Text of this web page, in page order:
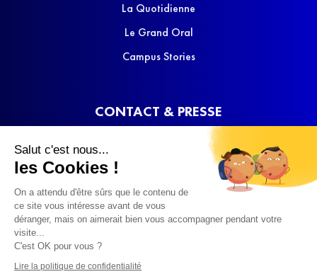
Salut c'est nous...
les Cookies !
On a attendu d'être sûrs que le contenu de
ce site vous intéresse avant de vous
déranger, mais on aimerait bien vous accompagner pendant votre
visite...
C'est OK pour vous ?
Lire la politique de confidentialité
La Quotidienne
Le Grand Oral
Campus Stories
CONTACT & PRESSE